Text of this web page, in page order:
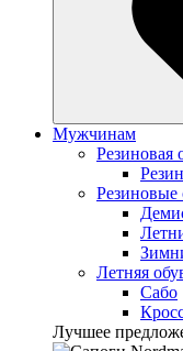
Мужчинам
Резиновая
Резиновые
Летняя
Сабо
Лучшее